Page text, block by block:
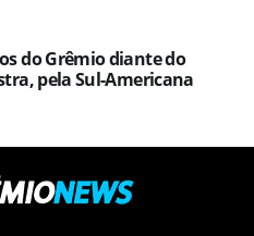
do Grêmio diante do
pela Sul-Americana